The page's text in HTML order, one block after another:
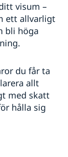
visum –
ett allvarligt
bli höga
du får ta
allt
med skatt
hålla sig